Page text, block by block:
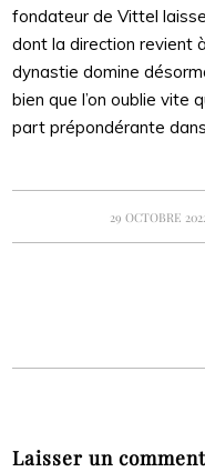
fondateur de Vittel
dont la direction revient
dynastie domine
bien que l’on oublie vite
part prépondérante
29 OCTOBRE
/
Laisser un